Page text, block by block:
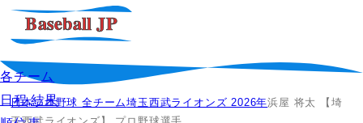
各チーム
日程,結果
日本プロ野球 全チーム埼玉西武ライオンズ 2026年浜屋 将太 【埼